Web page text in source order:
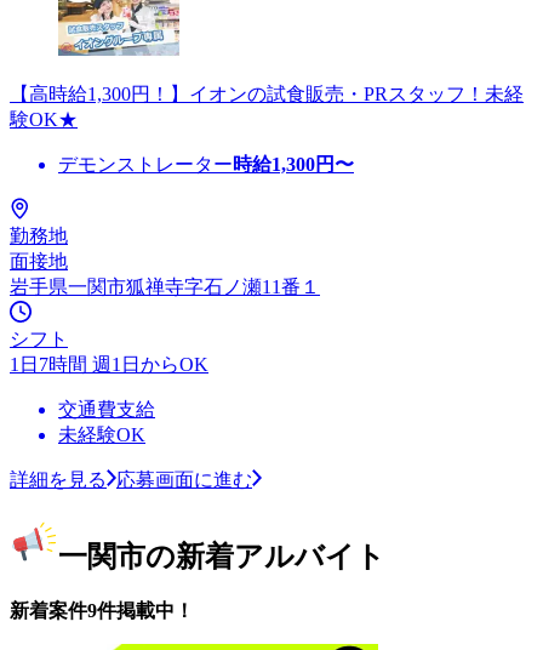
【高時給1,300円！】イオンの試食販売・PRスタッフ！未経
験OK★
デモンストレーター時給1,300円〜
勤務地
面接地
岩手県一関市狐禅寺字石ノ瀬11番１
シフト
1日7時間 週1日からOK
交通費支給
未経験OK
詳細を見る 応募画面に進む
一関市の新着アルバイト
新着案件9件掲載中！